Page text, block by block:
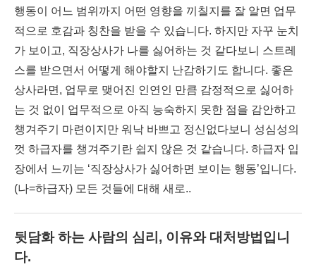
행동이 어느 범위까지 어떤 영향을 끼칠지를 잘 알면 업무
적으로 호감과 칭찬을 받을 수 있습니다. 하지만 자꾸 눈치
가 보이고, 직장상사가 나를 싫어하는 것 같다보니 스트레
스를 받으면서 어떻게 해야할지 난감하기도 합니다. 좋은
상사라면, 업무로 맺어진 인연인 만큼 감정적으로 싫어하
는 것 없이 업무적으로 아직 능숙하지 못한 점을 감안하고
챙겨주기 마련이지만 워낙 바쁘고 정신없다보니 성심성의
껏 하급자를 챙겨주기란 쉽지 않은 것 같습니다. 하급자 입
장에서 느끼는 ‘직장상사가 싫어하면 보이는 행동’입니다.
(나=하급자) 모든 것들에 대해 새로..
뒷담화 하는 사람의 심리, 이유와 대처방법입니
다.